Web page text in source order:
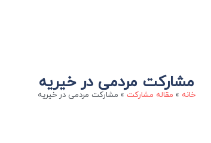
مشارکت مردمی در خیریه
خانه » مقاله مشارکت » مشارکت مردمی در خیریه